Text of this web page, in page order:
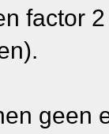
factor
geen